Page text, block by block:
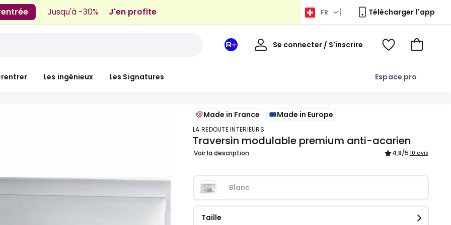
Jusqu'à -30% J'en profite FR Télécharger l'app
Les ingénieux Les Signatures Espace pro
Votre
Se connecter / S'inscrire
Bienvenue
Voir
Aller
Made in France Made in Europe
LA REDOUTE INTERIEURS
Traversin modulable premium anti-acarien
Voir la description 4,8/5 10 avis
Blanc
Taille